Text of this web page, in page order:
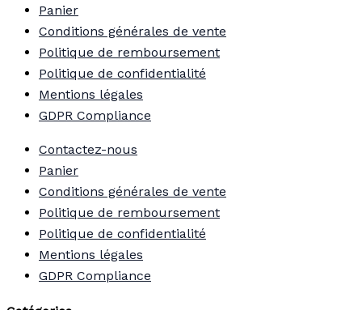
Panier
Conditions générales de vente
Politique de remboursement
Politique de confidentialité
Mentions légales
GDPR Compliance
Contactez-nous
Panier
Conditions générales de vente
Politique de remboursement
Politique de confidentialité
Mentions légales
GDPR Compliance